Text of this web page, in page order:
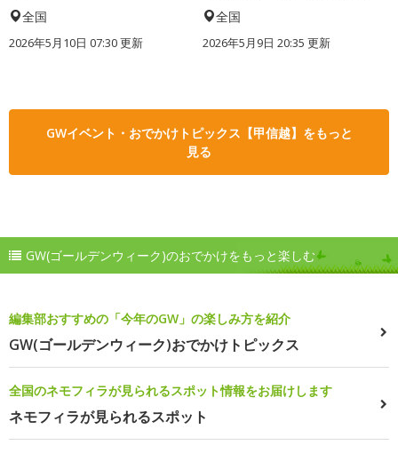
全国
2026年5月10日 07:30 更新
全国
2026年5月9日 20:35 更新
GWイベント・おでかけトピックス【甲信越】をもっと
見る
GW(ゴールデンウィーク)のおでかけをもっと楽しむ
編集部おすすめの「今年のGW」の楽しみ方を紹介
GW(ゴールデンウィーク)おでかけトピックス
全国のネモフィラが見られるスポット情報をお届けします
ネモフィラが見られるスポット